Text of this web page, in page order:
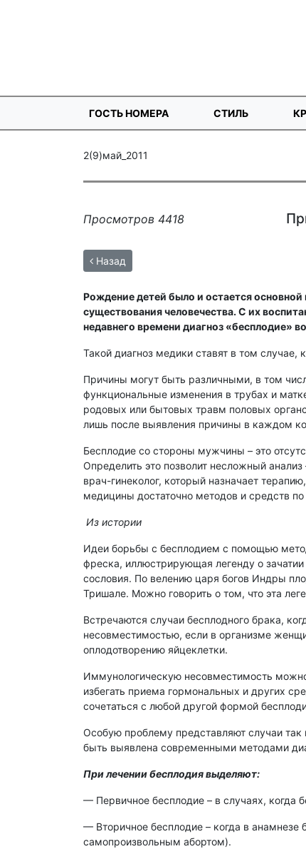
ГОСТЬ НОМЕРА СТИЛЬ
2(9)май_2011
Просмотров 4418
Назад
Рождение детей было и остается
существования человечества. С их
недавнего времени диагноз «бесплодие»
Такой диагноз медики ставят в том случае,
Причины могут быть различными, в том
функциональные изменения в трубах и
родовых или бытовых травм половых
лишь после выявления причины в каждом
Бесплодие со стороны мужчины – это
Определить это позволит несложный
врач-гинеколог, который назначает
медицины достаточно методов и средств
Из истории
Идеи борьбы с бесплодием с помощью
фреска, иллюстрирующая легенду о
сословия. По велению царя богов Индры
Тришале. Можно говорить о том, что эта
Встречаются случаи бесплодного брака,
несовместимостью, если в организме
оплодотворению яйцеклетки.
Иммунологическую несовместимость
избегать приема гормональных и других
сочетаться с любой другой формой
Особую проблему представляют случаи так
быть выявлена современными методами
При лечении бесплодия выделяют:
— Первичное бесплодие – в случаях, когда
— Вторичное бесплодие – когда в анамнезе
самопроизвольным абортом).